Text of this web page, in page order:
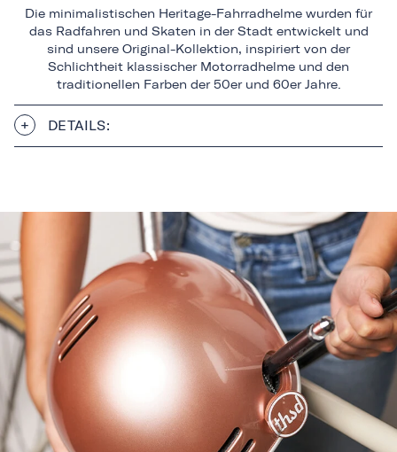
Die minimalistischen Heritage-Fahrradhelme wurden für
das Radfahren und Skaten in der Stadt entwickelt und
sind unsere Original-Kollektion, inspiriert von der
Schlichtheit klassischer Motorradhelme und den
traditionellen Farben der 50er und 60er Jahre.
DETAILS: